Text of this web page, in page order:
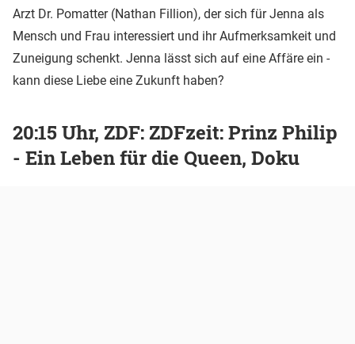
Arzt Dr. Pomatter (Nathan Fillion), der sich für Jenna als
Mensch und Frau interessiert und ihr Aufmerksamkeit und
Zuneigung schenkt. Jenna lässt sich auf eine Affäre ein -
kann diese Liebe eine Zukunft haben?
20:15 Uhr, ZDF: ZDFzeit: Prinz Philip
- Ein Leben für die Queen, Doku